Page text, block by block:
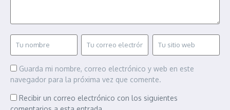
Guarda mi nombre, correo electrónico y web en este
navegador para la próxima vez que comente.
Recibir un correo electrónico con los siguientes